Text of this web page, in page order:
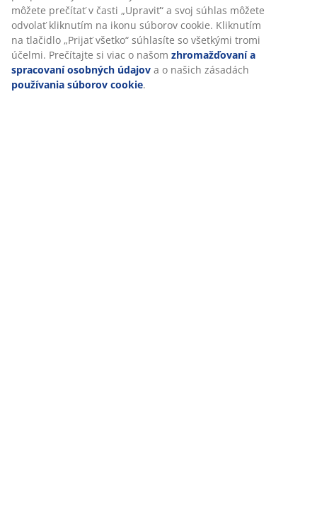
SKU: 4209904
Špecifikácie